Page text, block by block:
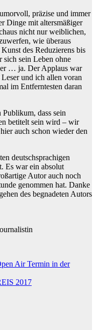
präzise und immer
Dinge mit altersmäßiger
nicht nur weiblichen,
wie überaus
des Reduzierens bis
sich sein Leben ohne
er … ja. Der Applaus war
und ich allen voran
im Entferntesten daran
dass sein
betitelt sein wird – wir
auch schon wieder den
deutschsprachigen
Es war ein absolut
Autor auch noch
genommen hat. Danke
des begnadeten Autors
Air Termin in der
2017